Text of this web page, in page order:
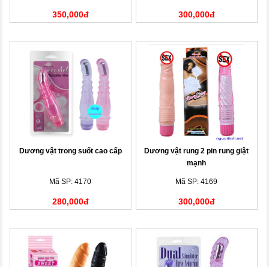
350,000đ 300,000đ
Dương vật trong suốt cao cấp
Mã SP: 4170
280,000đ
Dương vật rung 2 pin rung giật
mạnh
Mã SP: 4169
300,000đ